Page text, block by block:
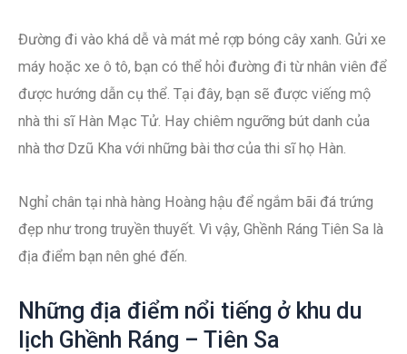
Đường đi vào khá dễ và mát mẻ rợp bóng cây xanh. Gửi xe
máy hoặc xe ô tô, bạn có thể hỏi đường đi từ nhân viên để
được hướng dẫn cụ thể. Tại đây, bạn sẽ được viếng mộ
nhà thi sĩ Hàn Mạc Tử. Hay chiêm ngưỡng bút danh của
nhà thơ Dzũ Kha với những bài thơ của thi sĩ họ Hàn.
Nghỉ chân tại nhà hàng Hoàng hậu để ngắm bãi đá trứng
đẹp như trong truyền thuyết. Vì vậy, Ghềnh Ráng Tiên Sa là
địa điểm bạn nên ghé đến.
Những địa điểm nổi tiếng ở khu du
lịch Ghềnh Ráng – Tiên Sa